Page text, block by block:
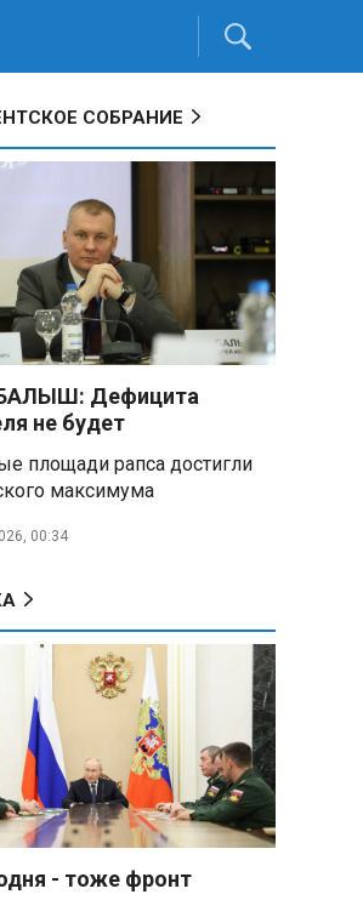
СОБРАНИЕ
Дефицита
не будет
площади рапса достигли
максимума
00:34
- тоже фронт